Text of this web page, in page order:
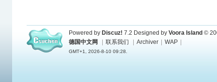
Powered by Discuz! 7.2 Designed by Voora Island ©
德国中文网
联系我们 Archiver WAP
GMT+1, 2026-8-10 09:28.